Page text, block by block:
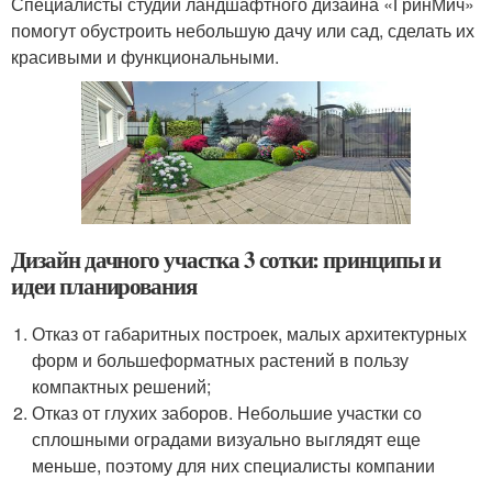
помогут обустроить небольшую дачу или сад, сделать их
красивыми и функциональными.
Дизайн дачного участка 3 сотки: принципы и
идеи планирования
Отказ от габаритных построек, малых архитектурных
форм и большеформатных растений в пользу
компактных решений;
Отказ от глухих заборов. Небольшие участки со
сплошными оградами визуально выглядят еще
меньше, поэтому для них специалисты компании